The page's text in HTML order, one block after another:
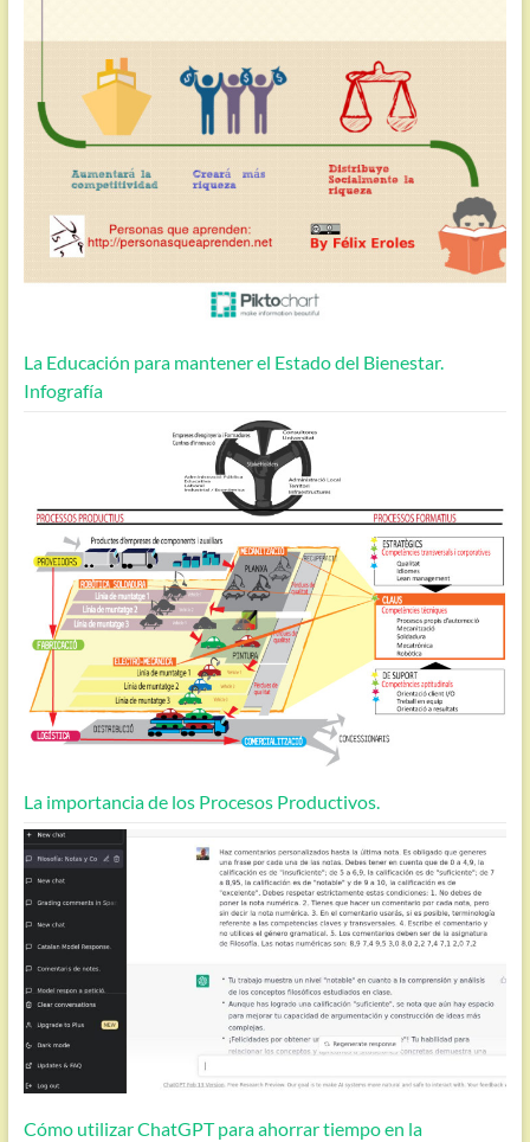
La Educación para mantener el Estado del Bienestar.
Infografía
La importancia de los Procesos Productivos.
Cómo utilizar ChatGPT para ahorrar tiempo en la